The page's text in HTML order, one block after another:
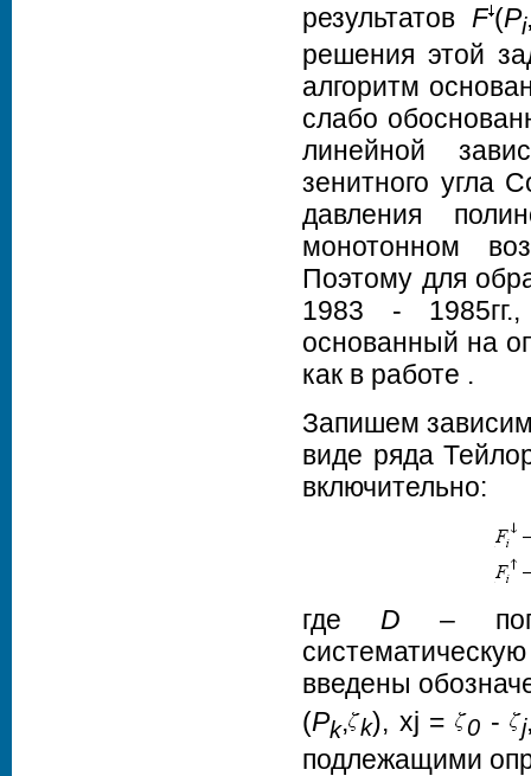
результатов F(Pi
решения этой
алгоритм
слабо
линейной
зенитного угла
давления
монотонном
Поэтому для
1983 ‑
основанный на
как в работе .
Запишем
виде ряда
включительно:
где D –
введены
(Pk, k), xj = 0 - j
подлежащими